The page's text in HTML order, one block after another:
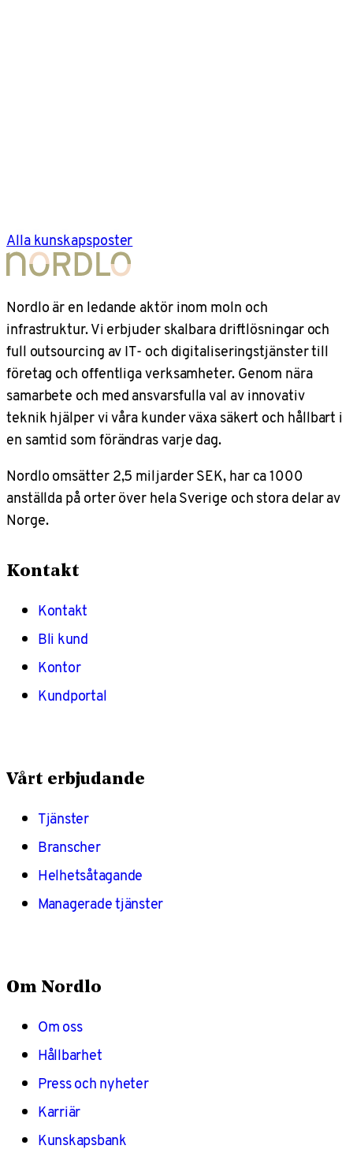
Alla kunskapsposter
Nordlo är en ledande aktör inom moln och
infrastruktur. Vi erbjuder skalbara driftlösningar och
full outsourcing av IT- och digitaliseringstjänster till
företag och offentliga verksamheter. Genom nära
samarbete och med ansvarsfulla val av innovativ
teknik hjälper vi våra kunder växa säkert och hållbart i
en samtid som förändras varje dag.
Nordlo omsätter 2,5 miljarder SEK, har ca 1000
anställda på orter över hela Sverige och stora delar av
Norge.
Kontakt
Kontakt
Bli kund
Kontor
Kundportal
Vårt erbjudande
Tjänster
Branscher
Helhetsåtagande
Managerade tjänster
Om Nordlo
Om oss
Hållbarhet
Press och nyheter
Karriär
Kunskapsbank